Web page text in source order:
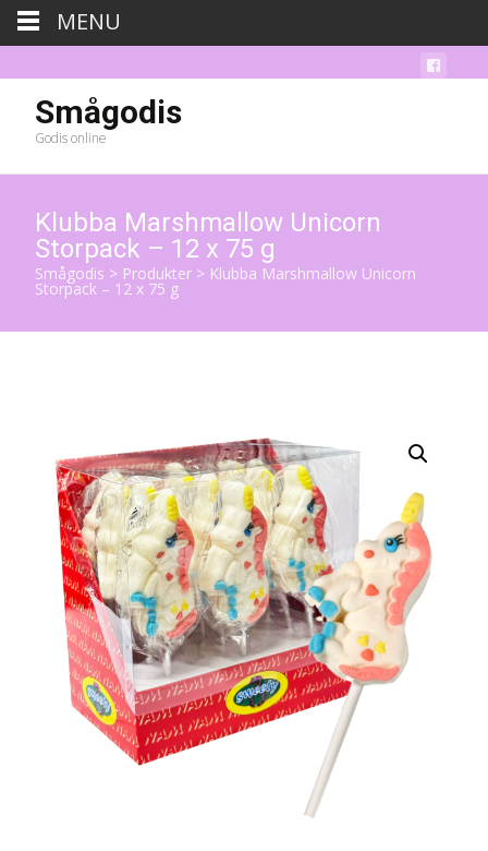
Smågodis
Godis online
Klubba Marshmallow Unicorn
Storpack – 12 x 75 g
Smågodis > Produkter > Klubba Marshmallow Unicorn
Storpack – 12 x 75 g
MENU